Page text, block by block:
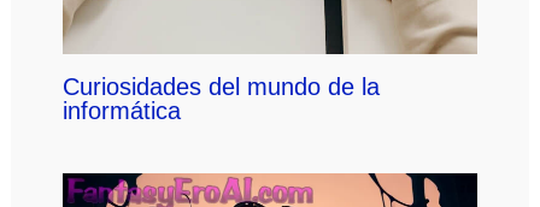
Curiosidades del mundo de la
informática